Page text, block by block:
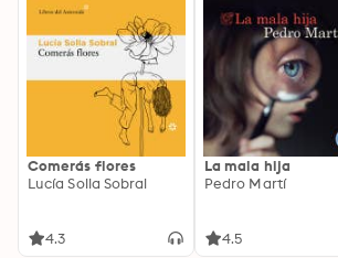
Comerás flores
Lucía Solla Sobral
4.3
La mala hija
Pedro Martí
4.5